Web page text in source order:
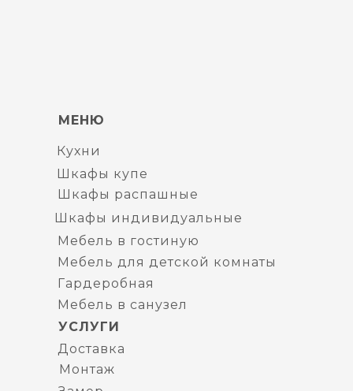
МЕНЮ
УСЛУГИ
Кухни
Шкафы купе
Шкафы распашные
Шкафы индивидуальные
Доставка
Монтаж
Мебель для детской комнаты
Мебель в гостиную
Мебель в санузел
Гардеробная